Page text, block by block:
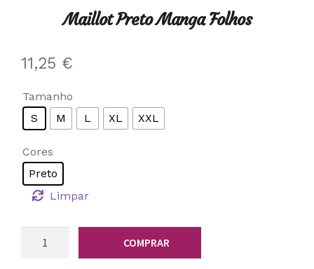
Maillot Preto Manga Folhos
11,25 €
Tamanho
S
M L XL XXL
Cores
Preto
Limpar
COMPRAR